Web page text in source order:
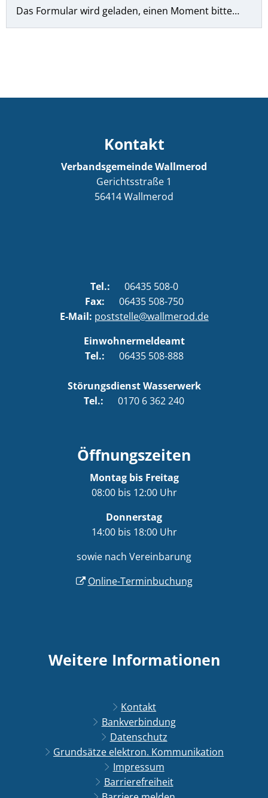
Das Formular wird geladen, einen Moment bitte…
Kontakt
Verbandsgemeinde Wallmerod
Gerichtsstraße 1
56414Wallmerod
Tel.:
06435 508-0
Fax: 06435 508-750
E-Mail: poststelle@wallmerod.de
Einwohnermeldeamt
Tel.: 06435 508-888
Störungsdienst Wasserwerk
Tel.: 0170 6 362 240
Öffnungszeiten
Montag bis Freitag
08:00 bis 12:00 Uhr
Donnerstag
14:00 bis 18:00 Uhr
sowie nach Vereinbarung
Online-Terminbuchung
Weitere Informationen
Kontakt
Bankverbindung
Datenschutz
Grundsätze elektron. Kommunikation
Impressum
Barrierefreiheit